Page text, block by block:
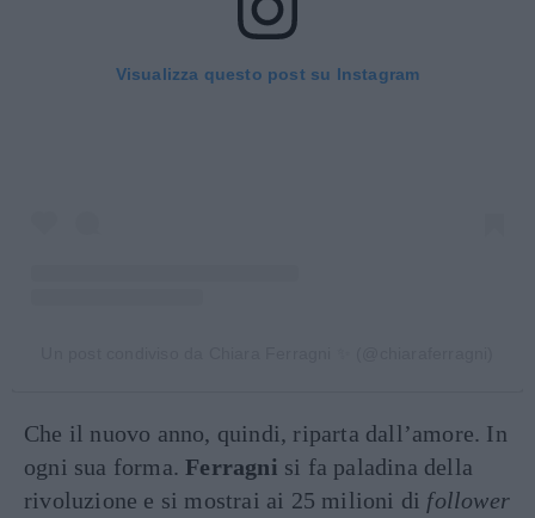
Visualizza questo post su Instagram
Che il nuovo anno, quindi, riparta dall’amore. In
ogni sua forma.Ferragni si fa paladina della
rivoluzione e si mostrai ai 25 milioni di follower